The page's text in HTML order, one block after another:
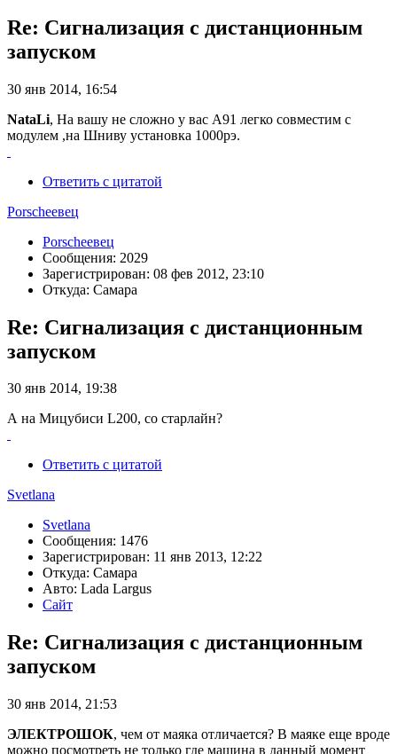
Re: Сигнализация с дистанционным
запуском
30 янв 2014, 16:54
NataLi, На вашу не сложно у вас А91 легко совместим с
модулем ,на Шниву установка 1000рэ.
Ответить с цитатой
Porscheeвец
Porscheeвец
Сообщения: 2029
Зарегистрирован: 08 фев 2012, 23:10
Откуда: Самара
Re: Сигнализация с дистанционным
запуском
30 янв 2014, 19:38
А на Мицубиси L200, со старлайн?
Ответить с цитатой
Svetlana
Svetlana
Сообщения: 1476
Зарегистрирован: 11 янв 2013, 12:22
Откуда: Самара
Авто: Lada Largus
Сайт
Re: Сигнализация с дистанционным
запуском
30 янв 2014, 21:53
ЭЛЕКТРОШОК, чем от маяка отличается? В маяке еще вроде
можно посмотреть не только где машина в данный момент